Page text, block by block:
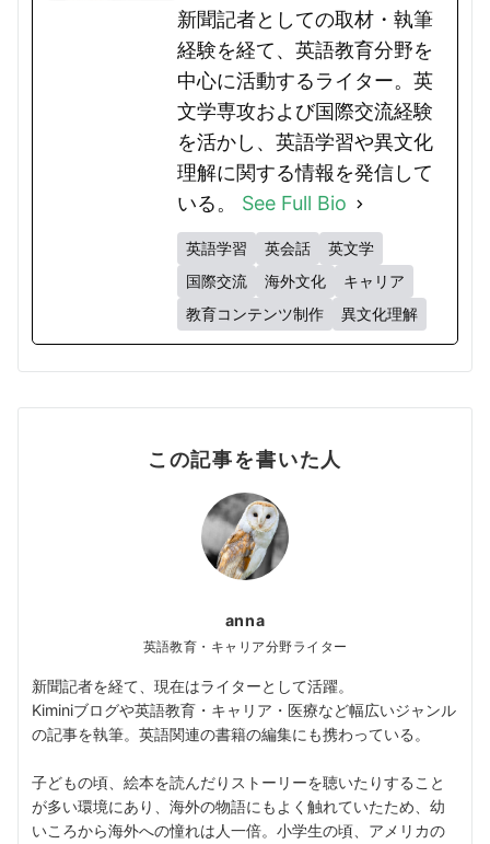
新聞記者としての取材・執筆
経験を経て、英語教育分野を
中心に活動するライター。英
文学専攻および国際交流経験
を活かし、英語学習や異文化
理解に関する情報を発信して
いる。 See Full Bio
英語学習 英会話
英文学
国際交流
海外文化
キャリア
教育コンテンツ制作
異文化理解
この記事を書いた人
anna
英語教育・キャリア分野ライター
新聞記者を経て、現在はライターとして活躍。
Kiminiブログや英語教育・キャリア・医療など幅広いジャンル
の記事を執筆。英語関連の書籍の編集にも携わっている。
子どもの頃、絵本を読んだりストーリーを聴いたりすること
が多い環境にあり、海外の物語にもよく触れていたため、幼
いころから海外への憧れは人一倍。小学生の頃、アメリカの